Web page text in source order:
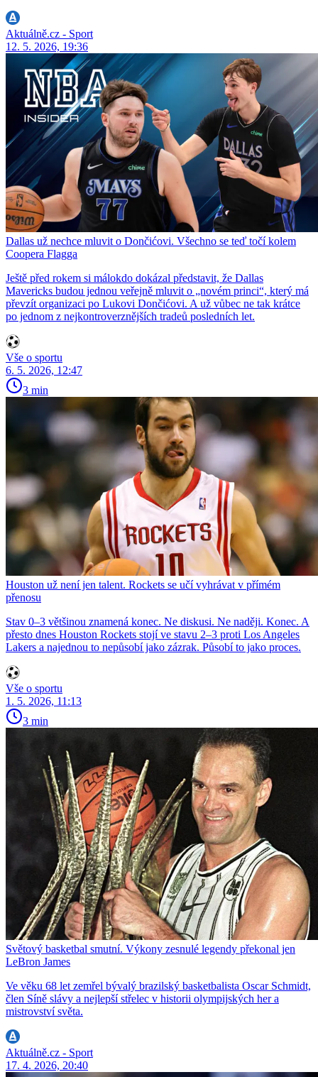
Aktuálně.cz - Sport
12. 5. 2026, 19:36
Dallas už nechce mluvit o Dončićovi. Všechno se teď točí kolem
Coopera Flagga
Ještě před rokem si málokdo dokázal představit, že Dallas
Mavericks budou jednou veřejně mluvit o „novém princi“, který má
převzít organizaci po Lukovi Dončićovi. A už vůbec ne tak krátce
po jednom z nejkontroverznějších tradeů posledních let.
Vše o sportu
6. 5. 2026, 12:47
3 min
Houston už není jen talent. Rockets se učí vyhrávat v přímém
přenosu
Stav 0–3 většinou znamená konec. Ne diskusi. Ne naději. Konec. A
přesto dnes Houston Rockets stojí ve stavu 2–3 proti Los Angeles
Lakers a najednou to nepůsobí jako zázrak. Působí to jako proces.
Vše o sportu
1. 5. 2026, 11:13
3 min
Světový basketbal smutní. Výkony zesnulé legendy překonal jen
LeBron James
Ve věku 68 let zemřel bývalý brazilský basketbalista Oscar Schmidt,
člen Síně slávy a nejlepší střelec v historii olympijských her a
mistrovství světa.
Aktuálně.cz - Sport
17. 4. 2026, 20:40